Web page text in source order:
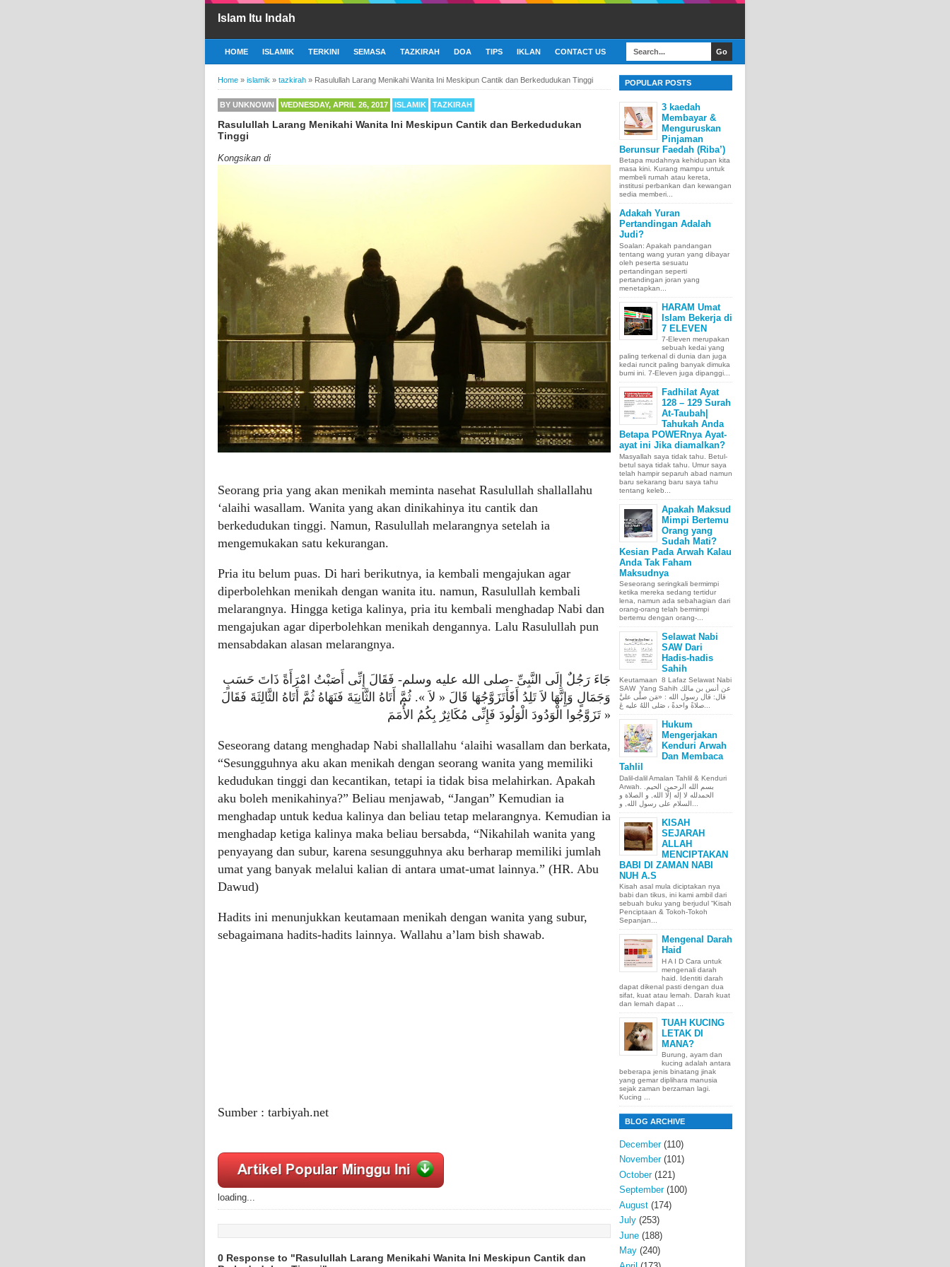
Islam Itu Indah
HOME ISLAMIK TERKINI SEMASA TAZKIRAH DOA TIPS IKLAN CONTACT US
Home » islamik » tazkirah » Rasulullah Larang Menikahi Wanita Ini Meskipun Cantik dan Berkedudukan Tinggi
BY UNKNOWN WEDNESDAY, APRIL 26, 2017 ISLAMIK TAZKIRAH
Rasulullah Larang Menikahi Wanita Ini Meskipun Cantik dan Berkedudukan
Tinggi
Kongsikan di
Seorang pria yang akan menikah meminta nasehat Rasulullah shallallahu
‘alaihi wasallam. Wanita yang akan dinikahinya itu cantik dan
berkedudukan tinggi. Namun, Rasulullah melarangnya setelah ia
mengemukakan satu kekurangan.
Pria itu belum puas. Di hari berikutnya, ia kembali mengajukan agar
diperbolehkan menikah dengan wanita itu. namun, Rasulullah kembali
melarangnya. Hingga ketiga kalinya, pria itu kembali menghadap Nabi dan
mengajukan agar diperbolehkan menikah dengannya. Lalu Rasulullah pun
mensabdakan alasan melarangnya.
جَاءَ رَجُلٌ إِلَى النَّبِىِّ -صلى الله عليه وسلم- فَقَالَ إِنِّى أَصَبْتُ امْرَأَةً ذَاتَ حَسَبٍ
وَجَمَالٍ وَإِنَّهَا لاَ تَلِدُ أَفَأَتَزَوَّجُهَا قَالَ « لاَ ». ثُمَّ أَتَاهُ الثَّانِيَةَ فَنَهَاهُ ثُمَّ أَتَاهُ الثَّالِثَةَ فَقَالَ
« تَزَوَّجُوا الْوَدُودَ الْوَلُودَ فَإِنِّى مُكَاثِرٌ بِكُمُ الأُمَمَ
Seseorang datang menghadap Nabi shallallahu ‘alaihi wasallam dan berkata,
“Sesungguhnya aku akan menikah dengan seorang wanita yang memiliki
kedudukan tinggi dan kecantikan, tetapi ia tidak bisa melahirkan. Apakah
aku boleh menikahinya?” Beliau menjawab, “Jangan” Kemudian ia
menghadap untuk kedua kalinya dan beliau tetap melarangnya. Kemudian ia
menghadap ketiga kalinya maka beliau bersabda, “Nikahilah wanita yang
penyayang dan subur, karena sesungguhnya aku berharap memiliki jumlah
umat yang banyak melalui kalian di antara umat-umat lainnya.” (HR. Abu
Dawud)
Hadits ini menunjukkan keutamaan menikah dengan wanita yang subur,
sebagaimana hadits-hadits lainnya. Wallahu a’lam bish shawab.
Sumber : tarbiyah.net
loading...
0 Response to "Rasulullah Larang Menikahi Wanita Ini Meskipun Cantik dan
POPULAR POSTS
3 kaedah
Membayar &
Menguruskan
Pinjaman
Berunsur Faedah (Riba’)
Betapa mudahnya kehidupan kita
masa kini. Kurang mampu untuk
membeli rumah atau kereta,
institusi perbankan dan kewangan
sedia memberi...
Adakah Yuran
Pertandingan Adalah
Judi?
Soalan: Apakah pandangan
tentang wang yuran yang dibayar
oleh peserta sesuatu
pertandingan seperti
pertandingan joran yang
menetapkan...
HARAM Umat
Islam Bekerja di
7 ELEVEN
7-Eleven merupakan
sebuah kedai yang
paling terkenal di dunia dan juga
kedai runcit paling banyak dimuka
bumi ini. 7-Eleven juga dipanggi...
Fadhilat Ayat
128 – 129 Surah
At-Taubah|
Tahukah Anda
Betapa POWERnya Ayat-
ayat ini Jika diamalkan?
Masyallah saya tidak tahu. Betul-
betul saya tidak tahu. Umur saya
telah hampir separuh abad namun
baru sekarang baru saya tahu
tentang keleb...
Apakah Maksud
Mimpi Bertemu
Orang yang
Sudah Mati?
Kesian Pada Arwah Kalau
Anda Tak Faham
Maksudnya
Seseorang seringkali bermimpi
ketika mereka sedang tertidur
lena, namun ada sebahagian dari
orang-orang telah bermimpi
bertemu dengan orang-...
Selawat Nabi
SAW Dari
Hadis-hadis
Sahih
Keutamaan 8 Lafaz Selawat Nabi
SAW Yang Sahih عن أنس بن مالك
قال: قال رسول الله : «مَن صلَّى عليَّ
Hukum
Mengerjakan
Kenduri Arwah
Dan Membaca
Tahlil
Dalil-dalil Amalan Tahlil & Kenduri
Arwah. بسم الله الرحمن الحيم.
الحمدلله لا إله إلّا الله, و الصلاة و
KISAH
SEJARAH
ALLAH
MENCIPTAKAN
BABI DI ZAMAN NABI
NUH A.S
Kisah asal mula diciptakan nya
babi dan tikus, ini kami ambil dari
sebuah buku yang berjudul “Kisah
Penciptaan & Tokoh-Tokoh
Sepanjan...
Mengenal Darah
Haid
H A I D Cara untuk
mengenali darah
haid. Identiti darah
dapat dikenal pasti dengan dua
sifat, kuat atau lemah. Darah kuat
dan lemah dapat ...
TUAH KUCING
LETAK DI
MANA?
Burung, ayam dan
kucing adalah antara
beberapa jenis binatang jinak
yang gemar diplihara manusia
sejak zaman berzaman lagi.
Kucing ...
BLOG ARCHIVE
December(110)
November(101)
October(121)
September(100)
August (174)
July (253)
June (188)
May (240)